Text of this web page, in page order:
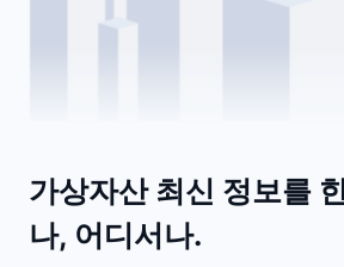
가상자산 최신 정보를
나, 어디서나.